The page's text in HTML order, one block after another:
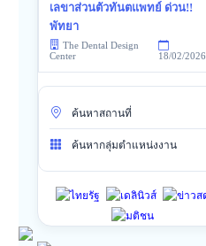
เลขาส่วนตัวทันตแพทย์ ด่วน!!
พัทยา
The Dental Design
Center
18/02/2026
ค้นหาสถานที่
ค้นหากลุ่มตำแหน่งงาน